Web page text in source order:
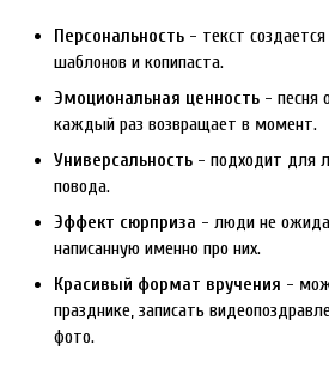
Персональность - текст
шаблонов и копипаста.
Эмоциональная ценность - песня
каждый раз возвращает в момент.
Универсальность - подходит для
повода.
Эффект сюрприза - люди не
написанную именно про них.
Красивый формат вручения -
празднике, записать
фото.